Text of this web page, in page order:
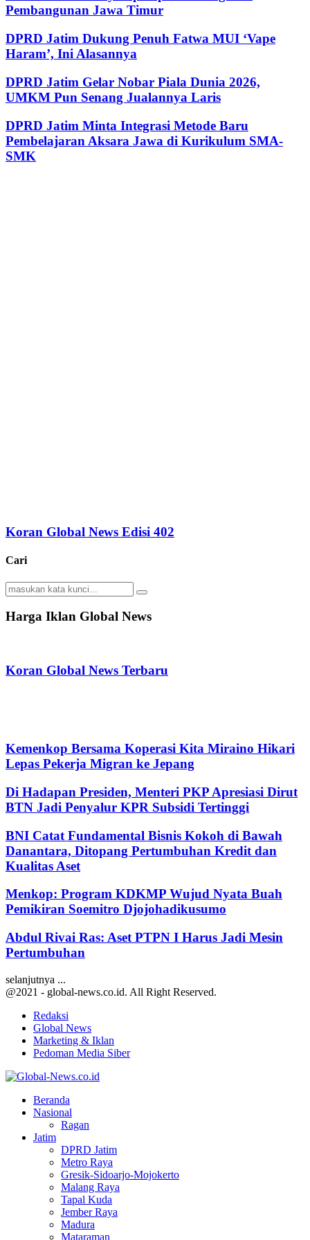
Pembangunan Jawa Timur
DPRD Jatim Dukung Penuh Fatwa MUI ‘Vape
Haram’, Ini Alasannya
DPRD Jatim Gelar Nobar Piala Dunia 2026,
UMKM Pun Senang Jualannya Laris
DPRD Jatim Minta Integrasi Metode Baru
Pembelajaran Aksara Jawa di Kurikulum SMA-
SMK
Koran Global News Edisi 402
Cari
Search
for:
Search
Harga Iklan Global News
Koran Global News Terbaru
Kemenkop Bersama Koperasi Kita Miraino Hikari
Lepas Pekerja Migran ke Jepang
Di Hadapan Presiden, Menteri PKP Apresiasi Dirut
BTN Jadi Penyalur KPR Subsidi Tertinggi
BNI Catat Fundamental Bisnis Kokoh di Bawah
Danantara, Ditopang Pertumbuhan Kredit dan
Kualitas Aset
Menkop: Program KDKMP Wujud Nyata Buah
Pemikiran Soemitro Djojohadikusumo
Abdul Rivai Ras: Aset PTPN I Harus Jadi Mesin
Pertumbuhan
selanjutnya ...
@2021 - global-news.co.id. All Right Reserved.
Redaksi
Global News
Marketing & Iklan
Pedoman Media Siber
Beranda
Nasional
Ragan
Jatim
DPRD Jatim
Metro Raya
Gresik-Sidoarjo-Mojokerto
Malang Raya
Tapal Kuda
Jember Raya
Madura
Mataraman